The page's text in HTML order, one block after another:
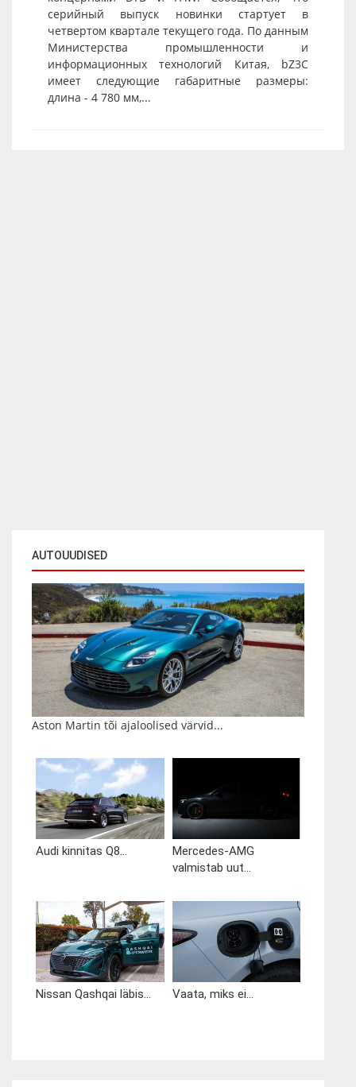
AUTOUUDISED
Aston Martin tõi ajaloolised värvid...
Audi kinnitas Q8...
Mercedes-AMG
valmistab uut...
Nissan Qashqai läbis... Vaata, miks ei...
серийный выпуск новинки стартует в
четвертом квартале текущего года. По данным
Министерства промышленности и
информационных технологий Китая, bZ3C
имеет следующие габаритные размеры:
длина - 4 780 мм,...